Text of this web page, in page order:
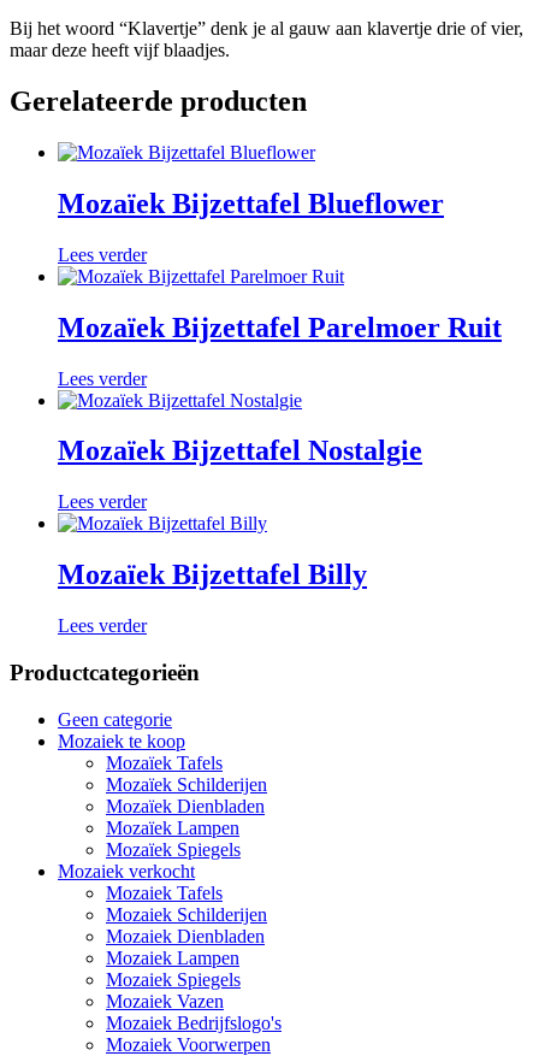
Bij het woord “Klavertje” denk je al gauw aan klavertje drie of vier,
maar deze heeft vijf blaadjes.
Gerelateerde producten
Mozaïek Bijzettafel Blueflower
Lees verder
Mozaïek Bijzettafel Parelmoer Ruit
Lees verder
Mozaïek Bijzettafel Nostalgie
Lees verder
Mozaïek Bijzettafel Billy
Lees verder
Productcategorieën
Geen categorie
Mozaiek te koop
Mozaïek Tafels
Mozaïek Schilderijen
Mozaïek Dienbladen
Mozaïek Lampen
Mozaïek Spiegels
Mozaiek verkocht
Mozaiek Tafels
Mozaiek Schilderijen
Mozaiek Dienbladen
Mozaiek Lampen
Mozaiek Spiegels
Mozaiek Vazen
Mozaiek Bedrijfslogo's
Mozaiek Voorwerpen